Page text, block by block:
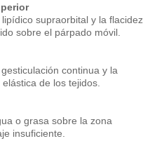
supraorbital y la flacidez
sobre el párpado móvil.
continua y la
de los tejidos.
o grasa sobre la zona
insuficiente.